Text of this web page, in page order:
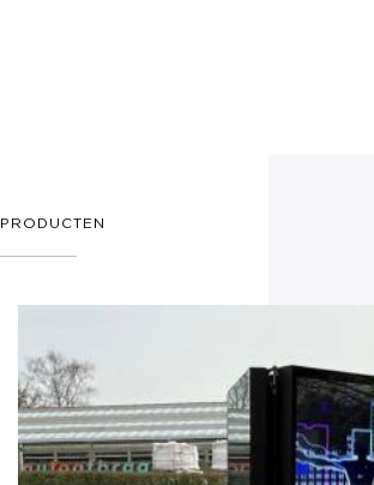
PRODUCTEN